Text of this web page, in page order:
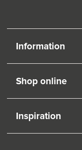
Information
Shop online
Inspiration